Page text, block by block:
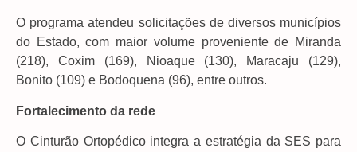
O programa atendeu solicitações de diversos municípios
do Estado, com maior volume proveniente de Miranda
(218), Coxim (169), Nioaque (130), Maracaju (129),
Bonito (109) e Bodoquena (96), entre outros.
Fortalecimento da rede
O Cinturão Ortopédico integra a estratégia da SES para